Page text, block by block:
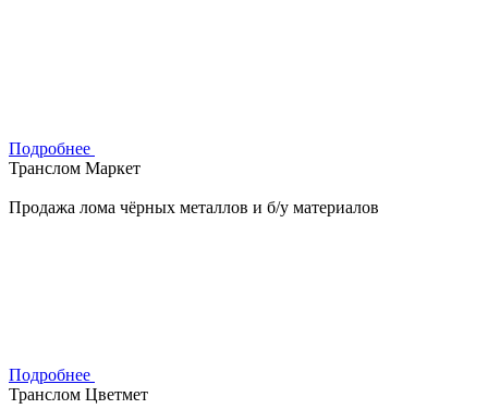
Подробнее
Транслом Маркет
Продажа лома чёрных металлов и б/у материалов
Подробнее
Транслом Цветмет